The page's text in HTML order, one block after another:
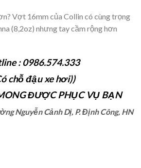
Vợt 16mm của Collin có cùng trọng
(8,2oz) nhưng tay cầm rộng hơn
: 0986.574.333
chỗ đậu xe hơi))
ĐƯỢC PHỤC VỤ BẠN
Nguyễn Cảnh Dị, P. Định Công, HN